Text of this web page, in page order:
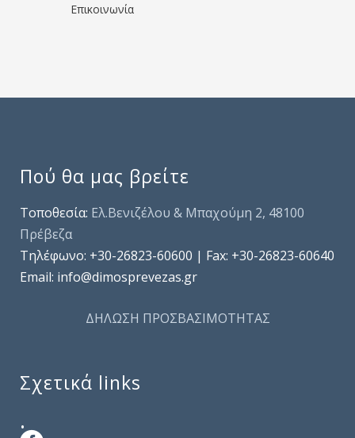
Επικοινωνία
Πού θα μας βρείτε
Τοποθεσία: Ελ.Βενιζέλου & Μπαχούμη 2, 48100
Πρέβεζα
Τηλέφωνo: +30-26823-60600 | Fax: +30-26823-60640
Email: info@dimosprevezas.gr
ΔΗΛΩΣΗ ΠΡΟΣΒΑΣΙΜΟΤΗΤΑΣ
Σχετικά links
.